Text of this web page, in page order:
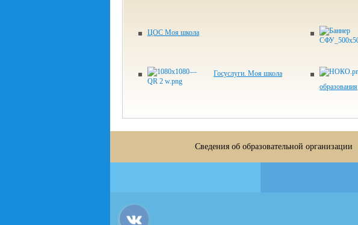
ЦОС Моя школа
Госуслуги. Моя школа
образования
Сведения об образовательной организации